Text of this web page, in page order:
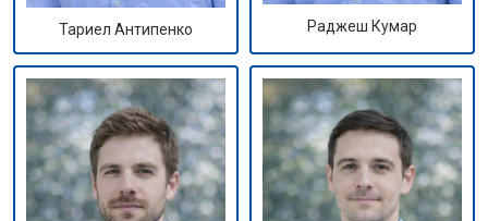
Тариел Антипенко Раджеш Кумар